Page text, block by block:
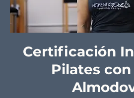
Certificación
Pilates con